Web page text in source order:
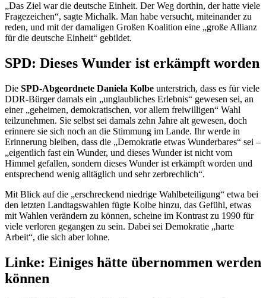
„Das Ziel war die deutsche Einheit. Der Weg dorthin, der hatte viele
Fragezeichen“, sagte Michalk. Man habe versucht, miteinander zu
reden, und mit der damaligen Großen Koalition eine „große Allianz
für die deutsche Einheit“ gebildet.
SPD: Dieses Wunder ist erkämpft worden
Die SPD-Abgeordnete Daniela Kolbe unterstrich, dass es für viele
DDR-Bürger damals ein „unglaubliches Erlebnis“ gewesen sei, an
einer „geheimen, demokratischen, vor allem freiwilligen“ Wahl
teilzunehmen. Sie selbst sei damals zehn Jahre alt gewesen, doch
erinnere sie sich noch an die Stimmung im Lande. Ihr werde in
Erinnerung bleiben, dass die „Demokratie etwas Wunderbares“ sei –
„eigentlich fast ein Wunder, und dieses Wunder ist nicht vom
Himmel gefallen, sondern dieses Wunder ist erkämpft worden und
entsprechend wenig alltäglich und sehr zerbrechlich“.
Mit Blick auf die „erschreckend niedrige Wahlbeteiligung“ etwa bei
den letzten Landtagswahlen fügte Kolbe hinzu, das Gefühl, etwas
mit Wahlen verändern zu können, scheine im Kontrast zu 1990 für
viele verloren gegangen zu sein. Dabei sei Demokratie „harte
Arbeit“, die sich aber lohne.
Linke: Einiges hätte übernommen werden
können